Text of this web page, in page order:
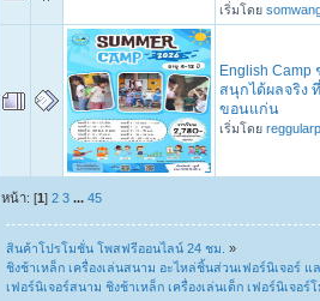
เริ่มโดย
English
สนุกได้ผลจริง
ขอนแก่น
เริ่มโดย
หน้า: [1]2 3 ...45
สินค้าโปรโมชั่น โพสฟรีออนไลน์ 24 ชม. »
ชิงช้าเหล็ก เครื่องเล่นสนาม อะไหล่ชิ้นส่วนเฟอร์นิเจอร์
เฟอร์นิเจอร์สนาม ชิงช้าเหล็ก เครื่องเล่นเด็ก เฟอร์นิเจอ